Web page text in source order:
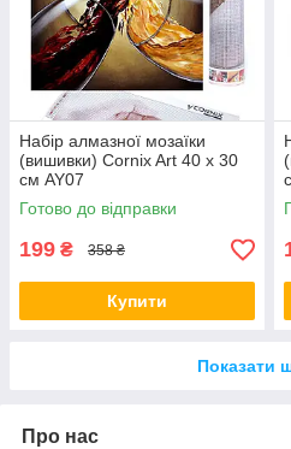
Набір алмазної мозаїки
(вишивки) Cornix Art 40 x 30
см AY07
Готово до відправки
199 ₴ 358 ₴
Купити
Показати
Про нас